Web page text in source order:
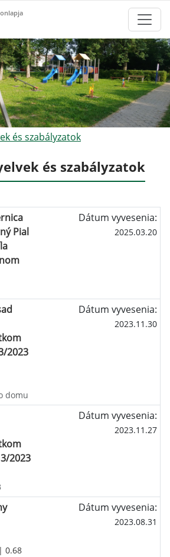
és szabályzatok
és szabályzatok
Pial
Dátum vyvesenia:
2025.03.20
2023
Dátum vyvesenia:
2023.11.30
domu
2023
Dátum vyvesenia:
2023.11.27
| 0.68
Dátum vyvesenia:
2023.08.31